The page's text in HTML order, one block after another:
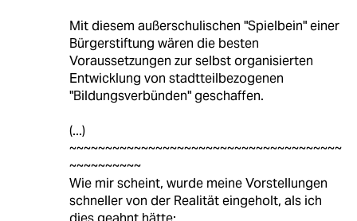
Mit diesem außerschulischen "Spielbein" einer
Bürgerstiftung wären die besten
Voraussetzungen zur selbst organisierten
Entwicklung von stadtteilbezogenen
"Bildungsverbünden" geschaffen.
(...)
~~~~~~~~~~~~~~~~~~~~~~~~~~~~~~~~~~~~~~
~~~~~~~~~~
Wie mir scheint, wurde meine Vorstellungen
schneller von der Realität eingeholt, als ich